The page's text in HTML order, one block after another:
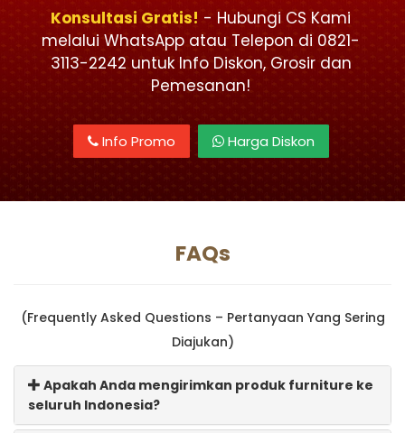
Konsultasi Gratis! - Hubungi CS Kami
melalui WhatsApp atau Telepon di 0821-
3113-2242 untuk Info Diskon, Grosir dan
Pemesanan!
Info Promo Harga Diskon
FAQs
(Frequently Asked Questions – Pertanyaan Yang Sering
Diajukan)
Apakah Anda mengirimkan produk furniture ke
seluruh Indonesia?